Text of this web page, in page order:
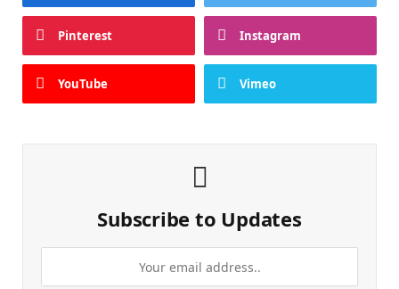
Pinterest Instagram
YouTube Vimeo
Subscribe to Updates